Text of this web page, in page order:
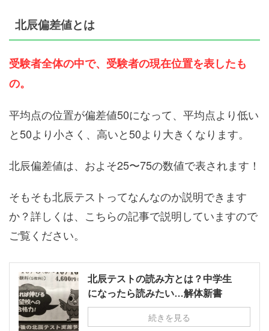
北辰偏差値とは
受験者全体の中で、受験者の現在位置を表したも
の。
平均点の位置が偏差値50になって、平均点より低い
と50より小さく、高いと50より大きくなります。
北辰偏差値は、およそ25〜75の数値で表されます！
そもそも北辰テストってなんなのか説明できます
か？詳しくは、こちらの記事で説明していますので
ご覧ください。
北辰テストの読み方とは？中学生
になったら読みたい…解体新書
続きを見る